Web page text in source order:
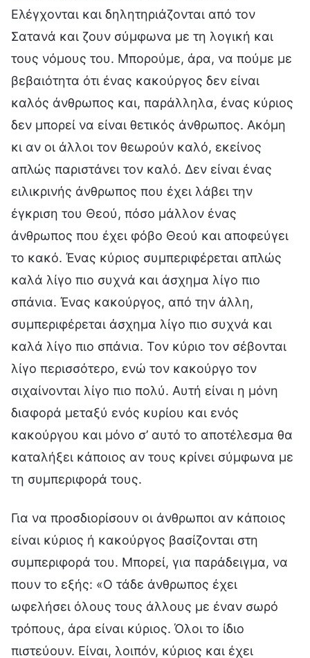
Ελέγχονται και δηλητηριάζονται από τον
Σατανά και ζουν σύμφωνα με τη λογική και
τους νόμους του. Μπορούμε, άρα, να πούμε με
βεβαιότητα ότι ένας κακούργος δεν είναι
καλός άνθρωπος και, παράλληλα, ένας κύριος
δεν μπορεί να είναι θετικός άνθρωπος. Ακόμη
κι αν οι άλλοι τον θεωρούν καλό, εκείνος
απλώς παριστάνει τον καλό. Δεν είναι ένας
ειλικρινής άνθρωπος που έχει λάβει την
έγκριση του Θεού, πόσο μάλλον ένας
άνθρωπος που έχει φόβο Θεού και αποφεύγει
το κακό. Ένας κύριος συμπεριφέρεται απλώς
καλά λίγο πιο συχνά και άσχημα λίγο πιο
σπάνια. Ένας κακούργος, από την άλλη,
συμπεριφέρεται άσχημα λίγο πιο συχνά και
καλά λίγο πιο σπάνια. Τον κύριο τον σέβονται
λίγο περισσότερο, ενώ τον κακούργο τον
σιχαίνονται λίγο πιο πολύ. Αυτή είναι η μόνη
διαφορά μεταξύ ενός κυρίου και ενός
κακούργου και μόνο σ’ αυτό το αποτέλεσμα θα
καταλήξει κάποιος αν τους κρίνει σύμφωνα με
τη συμπεριφορά τους.
Για να προσδιορίσουν οι άνθρωποι αν κάποιος
είναι κύριος ή κακούργος βασίζονται στη
συμπεριφορά του. Μπορεί, για παράδειγμα, να
πουν το εξής: «Ο τάδε άνθρωπος έχει
ωφελήσει όλους τους άλλους με έναν σωρό
τρόπους, άρα είναι κύριος. Όλοι το ίδιο
πιστεύουν. Είναι, λοιπόν, κύριος και έχει